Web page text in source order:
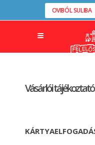
OVIBÓL SULIBA
Vásárlói tájékoztató